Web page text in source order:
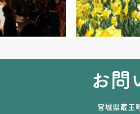
お問
宮城県蔵王